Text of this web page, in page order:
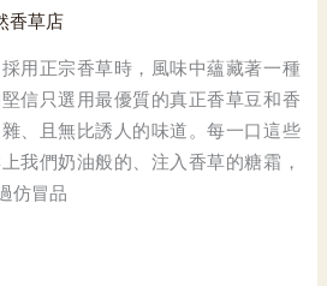
香草店
用正宗香草時，風味中蘊藏著一種
信只選用最優質的真正香草豆和香
、且無比誘人的味道。每一口這些
我們奶油般的、注入香草的糖霜，
仿冒品